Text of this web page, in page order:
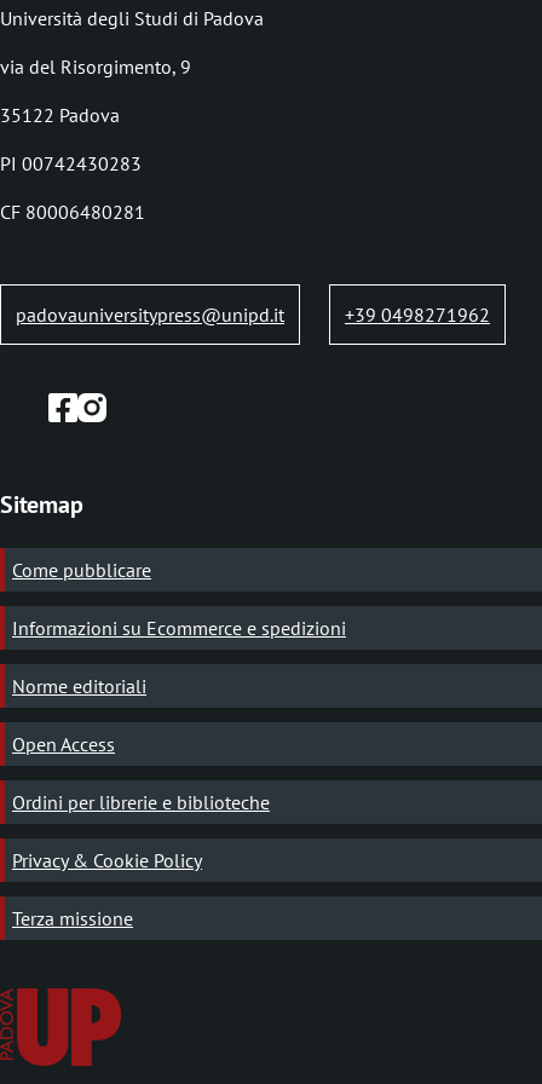
c
r
u
m
Università degli Studi di Padova
via del Risorgimento, 9
35122 Padova
PI 00742430283
CF 80006480281
padovauniversitypress@unipd.it +39 0498271962
Sitemap
Come pubblicare
Informazioni su Ecommerce e spedizioni
Norme editoriali
Open Access
Ordini per librerie e biblioteche
Privacy & Cookie Policy
Terza missione